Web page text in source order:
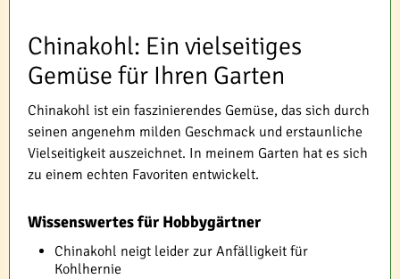
Chinakohl: Ein vielseitiges
Gemüse für Ihren Garten
Chinakohl ist ein faszinierendes Gemüse, das sich durch
seinen angenehm milden Geschmack und erstaunliche
Vielseitigkeit auszeichnet. In meinem Garten hat es sich
zu einem echten Favoriten entwickelt.
Wissenswertes für Hobbygärtner
Chinakohl neigt leider zur Anfälligkeit für
Kohlhernie